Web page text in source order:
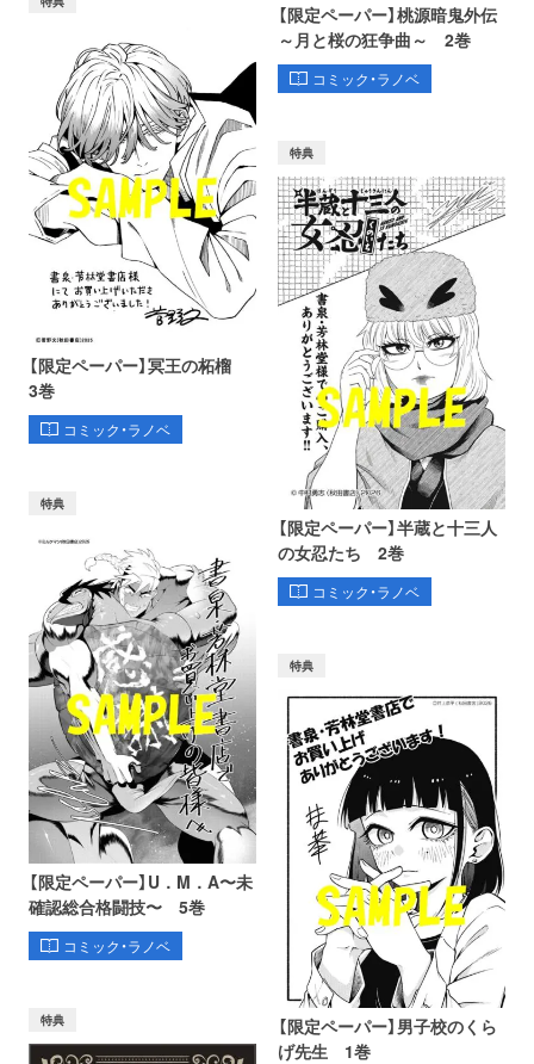
【限定ペーパー】桃源暗鬼外伝
～月と桜の狂争曲～ 2巻
コミック・ラノベ
【限定ペーパー】冥王の柘榴
3巻
コミック・ラノベ
特典
【限定ペーパー】半蔵と十三人
の女忍たち 2巻
コミック・ラノベ
特典
【限定ペーパー】U．M．A〜未
確認総合格闘技〜 5巻
コミック・ラノベ
特典
【限定ペーパー】男子校のくら
げ先生 1巻
特典